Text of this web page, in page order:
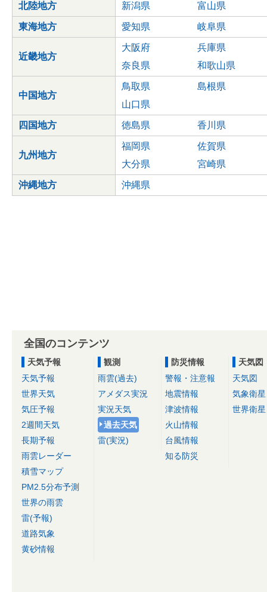
北陸地方 新潟県 富山県
東海地方 愛知県 岐阜県
近畿地方
大阪府
兵庫県
奈良県
和歌山県
中国地方
鳥取県
島根県
山口県
四国地方 徳島県 香川県
九州地方
福岡県
佐賀県
大分県
宮崎県
沖縄地方 沖縄県
全国のコンテンツ
天気予報
天気予報
世界天気
気圧予報
2週間天気
長期予報
雨雲レーダー
積雪マップ
PM2.5分布予測
世界の雨雲
雷(予報)
道路気象
黄砂情報
観測
雨雲(過去)
アメダス実況
実況天気
過去天気
雷(実況)
防災情報
警報・注意報
地震情報
津波情報
火山情報
台風情報
知る防災
天気図
天気図
気象衛星
世界衛星